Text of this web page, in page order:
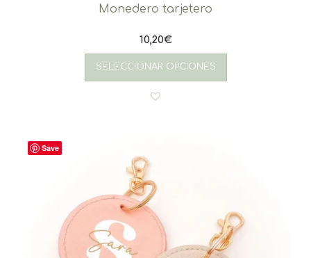
Monedero tarjetero
10,20€
SELECCIONAR OPCIONES
Save